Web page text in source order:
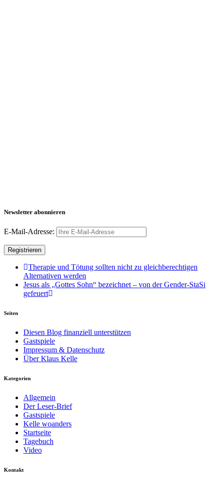
Newsletter abonnieren
E-Mail-Adresse:
Therapie und Tötung sollten nicht zu gleichberechtigen
Alternativen werden
Jesus als „Gottes Sohn“ bezeichnet – von der Gender-StaSi
gefeuert
Seiten
Diesen Blog finanziell unterstützen
Gastspiele
Impressum & Datenschutz
Über Klaus Kelle
Kategorien
Allgemein
Der Leser-Brief
Gastspiele
Kelle woanders
Startseite
Tagebuch
Video
Kontakt